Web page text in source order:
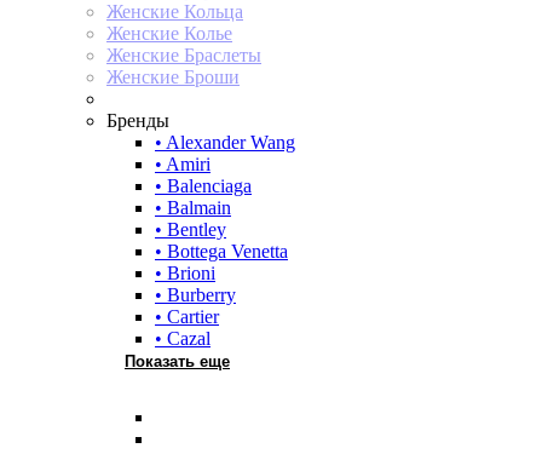
Женские Кольца
Женские Колье
Женские Браслеты
Женские Броши
Бренды
• Alexander Wang
• Amiri
• Balenciaga
• Balmain
• Bentley
• Bottega Venetta
• Brioni
• Burberry
• Cartier
• Cazal
Показать еще